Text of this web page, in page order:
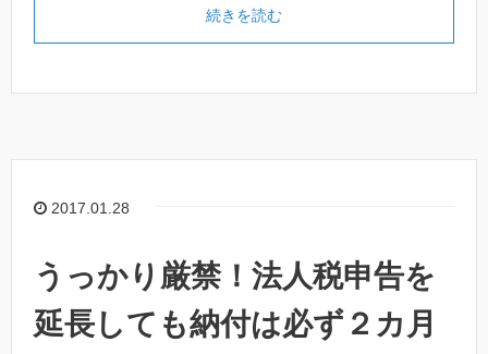
続きを読む
2017.01.28
うっかり厳禁！法人税申告を
延長しても納付は必ず２カ月